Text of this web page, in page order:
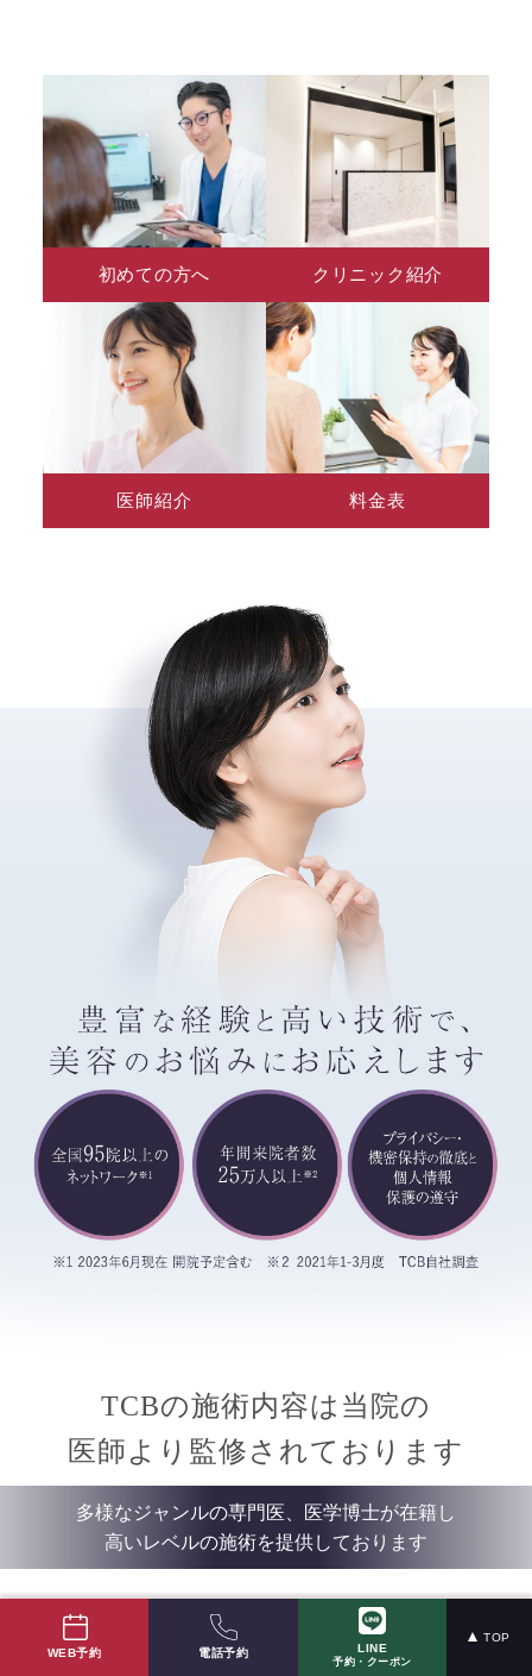
初めての方へ クリニック紹介
医師紹介 料金表
TCBの施術内容は当院の
医師より監修されております
多様なジャンルの専門医、医学博士が在籍し
高いレベルの施術を提供しております
TCBでは高い技術を持つ経験豊富なドクターが在籍し、患者様の願い
WEB予約 電話予約 LINE
予約・クーポン
TOP